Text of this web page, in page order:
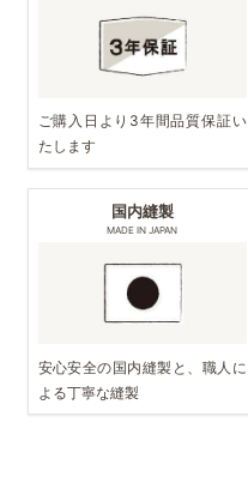
ご購入日より3年間品質保証い
たします
国内縫製
MADE IN JAPAN
安心安全の国内縫製と、職人に
よる丁寧な縫製